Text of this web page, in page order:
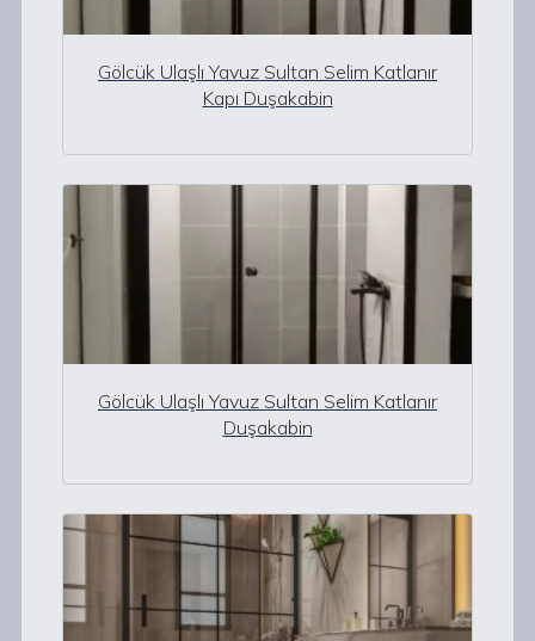
Gölcük Ulaşlı Yavuz Sultan Selim Katlanır
Kapı Duşakabin
Gölcük Ulaşlı Yavuz Sultan Selim Katlanır
Duşakabin